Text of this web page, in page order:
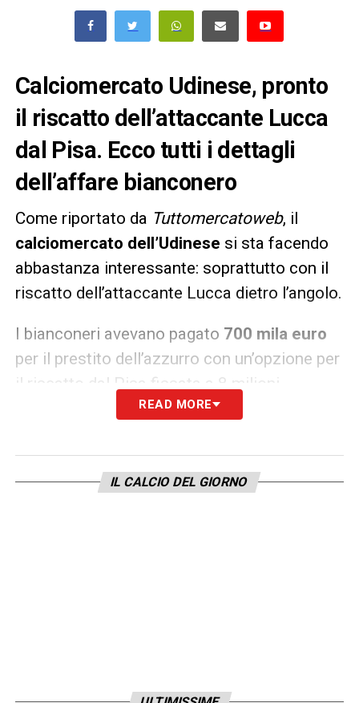
Calciomercato Udinese, pronto
il riscatto dell’attaccante Lucca
dal Pisa. Ecco tutti i dettagli
dell’affare bianconero
Come riportato da Tuttomercatoweb, il
calciomercato dell’Udinese si sta facendo
abbastanza interessante: soprattutto con il
riscatto dell’attaccante Lucca dietro l’angolo.
I bianconeri avevano pagato 700 mila euro
per il prestito dell’azzurro con un’opzione per
il riscatto dal Pisa fissata a 8 milioni.
Udineseattuerà.
LA PLAYLIST DELLE NOSTRE TOP NEWS
READ MORE
IL CALCIO DEL GIORNO